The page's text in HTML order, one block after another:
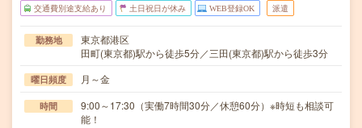
交通費別途支給あり 土日祝日が休み WEB登録OK 派遣
勤務地
東京都港区
田町(東京都)駅から徒歩5分／三田(東京都)駅から徒歩3分
曜日頻度 月～金
時間
9:00～17:30（実働7時間30分／休憩60分）※時短も相談可
能！